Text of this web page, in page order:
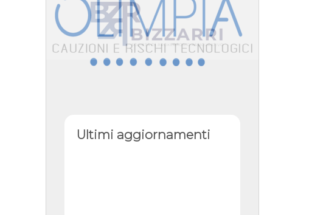
Ultimi aggiornamenti